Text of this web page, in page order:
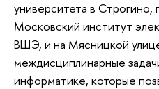
университета в Строгино,
Московский институт
ВШЭ, и на Мясницкой
междисциплинарные
информатике, которые